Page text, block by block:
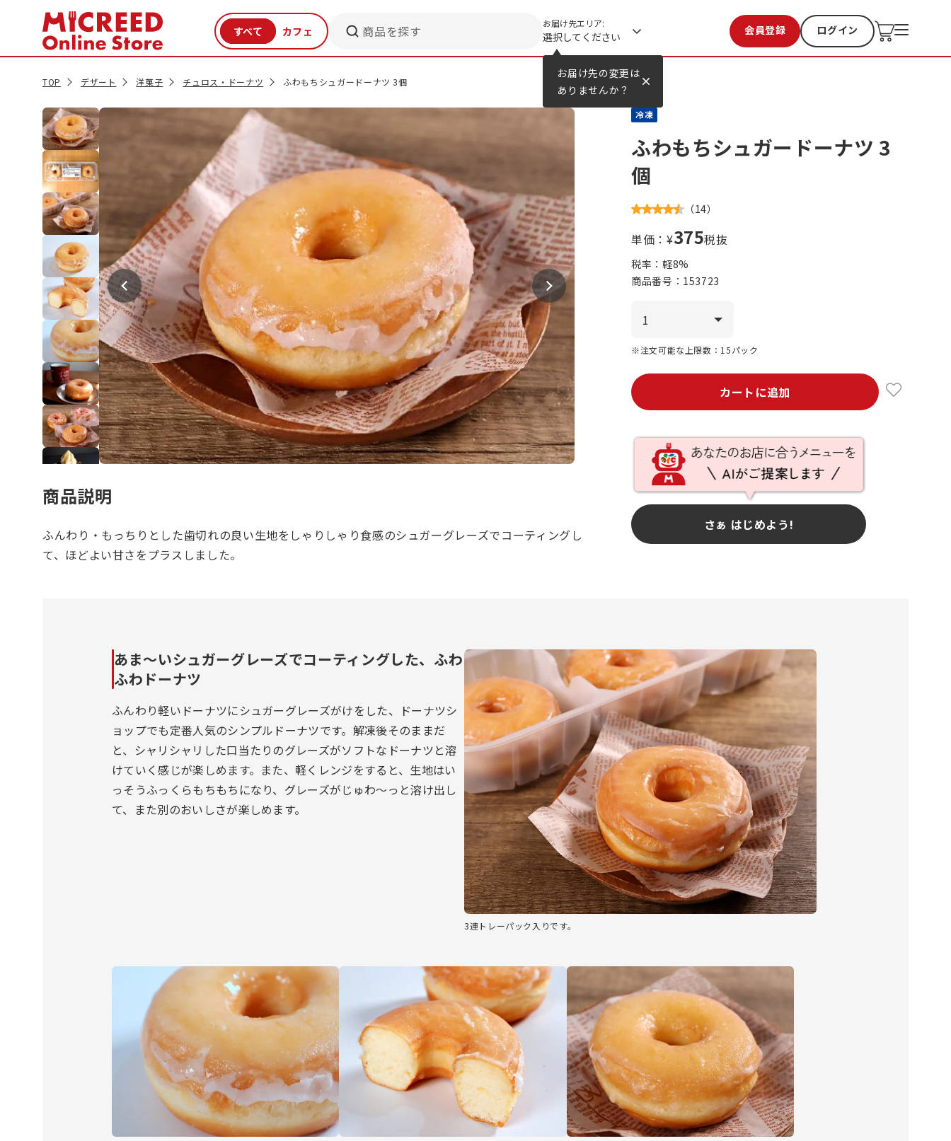
お届け先の変更は
ありませんか？
商品を探す お届け先エリア:
選択してください 会員登録 ログイン
お気に入り 過去購入
TOP デザート 洋菓子 チュロス・ドーナツ ふわもちシュガードーナツ 3個
冷凍
ふわもちシュガードーナツ 3
個
（14）
単価：¥375税抜
税率：軽8%
商品番号： 153723
※注文可能な上限数：15パック
カートに追加
さぁ はじめよう!
商品説明
ふんわり・もっちりとした歯切れの良い生地をしゃりしゃり食感のシュガーグレーズでコーティングし
て、ほどよい甘さをプラスしました。
あま～いシュガーグレーズでコーティングした、ふわ
ふわドーナツ
ふんわり軽いドーナツにシュガーグレーズがけをした、ドーナツシ
ョップでも定番人気のシンプルドーナツです。解凍後そのままだ
と、シャリシャリした口当たりのグレーズがソフトなドーナツと溶
けていく感じが楽しめます。また、軽くレンジをすると、生地はい
っそうふっくらもちもちになり、グレーズがじゅわ～っと溶け出し
て、また別のおいしさが楽しめます。
3連トレーパック入りです。